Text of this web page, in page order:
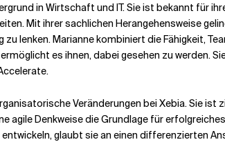
in Wirtschaft und IT. Sie ist bekannt für
Mit ihrer sachlichen Herangehensweise
lenken. Marianne kombiniert die Fähigkeit,
es ihnen, dabei gesehen zu werden.
Veränderungen bei Xebia. Sie ist
agile Denkweise die Grundlage für
glaubt sie an einen differenzierten